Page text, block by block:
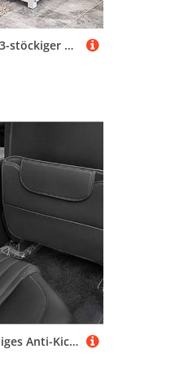
Schuhregal Bank, 3-stöckiger Eingangs-Organizer mit gepolstertem Sitz und Metallablage, robuster Stahlrahmen, strapazierfähig, trägt bis zu 150 kg
YANRONGFA 2-teiliges Anti-Kick-Pad Autositzlehne,für Audi A4 S4 A4 allroad A5 S5 RS5 Q7 wasserdichter vordere Rückenlehne Anti-Kick-Pad die Rücksitzesitzlehne,Black